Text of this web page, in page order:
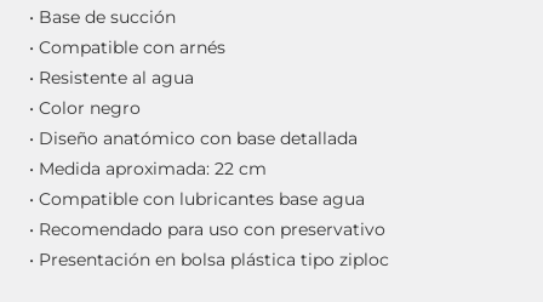
• Base de succión
• Compatible con arnés
• Resistente al agua
• Color negro
• Diseño anatómico con base detallada
• Medida aproximada: 22 cm
• Compatible con lubricantes base agua
• Recomendado para uso con preservativo
• Presentación en bolsa plástica tipo ziploc